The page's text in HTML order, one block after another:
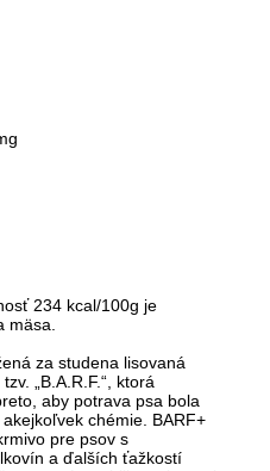
234 kcal/100g je
mäsa.
za studena lisovaná
„B.A.R.F.“, ktorá
aby potrava psa bola
chémie. BARF+
pre psov s
a ďalších ťažkostí